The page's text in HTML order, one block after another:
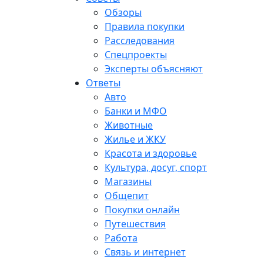
Обзоры
Правила покупки
Расследования
Спецпроекты
Эксперты объясняют
Ответы
Авто
Банки и МФО
Животные
Жилье и ЖКУ
Красота и здоровье
Культура, досуг, спорт
Магазины
Общепит
Покупки онлайн
Путешествия
Работа
Связь и интернет